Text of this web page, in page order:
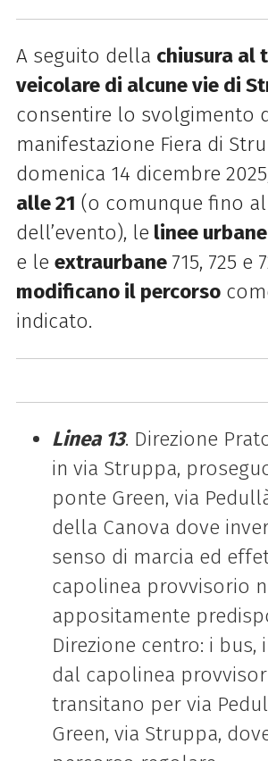
A seguito della chiusura al
veicolare di alcune vie di
consentire lo svolgimento
manifestazione Fiera di
domenica 14 dicembre
alle 21 (o comunque fino
dell’evento), le linee urbane
e le extraurbane 715, 725 e
modificano il percorso
indicato.
Linea 13. Direzione
in via Struppa,
ponte Green, via
della Canova dove
senso di marcia ed
capolinea provvisorio
appositamente
Direzione centro: i bus,
dal capolinea
transitano per via
Green, via Struppa,